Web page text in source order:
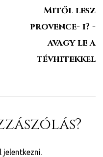
Mitől lesz
provence- i? -
avagy le a
tévhitekkel
jelentkezni.